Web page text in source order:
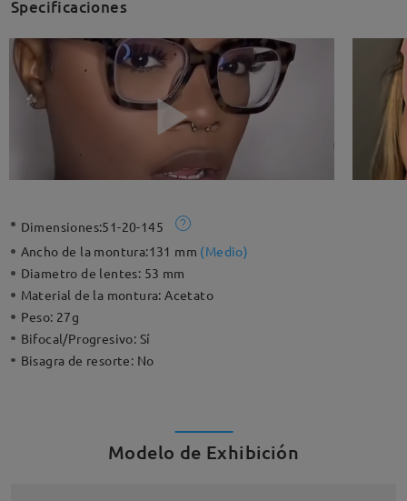
Specificaciones
Dimensiones:51-20-145
Ancho de la montura:131 mm (Medio)
Diametro de lentes: 53 mm
Material de la montura:Acetato
Peso: 27g
Bifocal/Progresivo: Sí
Bisagra de resorte: No
Modelo de Exhibición